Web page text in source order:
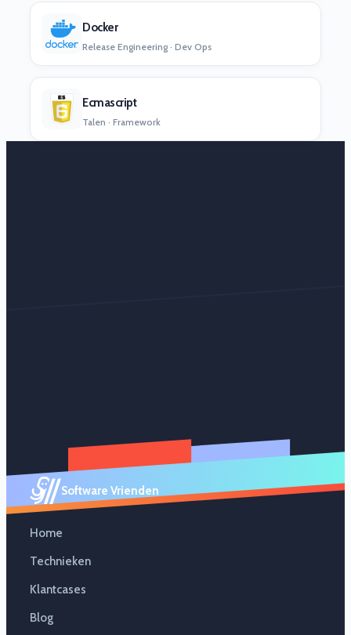
Docker
Release Engineering · Dev Ops
Ecmascript
Talen · Framework
Software Vrienden
Home
Technieken
Klantcases
Blog